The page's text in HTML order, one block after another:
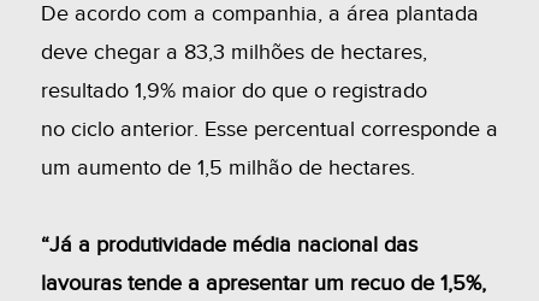
De acordo com a companhia, a área plantada
deve chegar a 83,3 milhões de hectares,
resultado 1,9% maior do que o registrado
no ciclo anterior. Esse percentual corresponde a
um aumento de 1,5 milhão de hectares.
“Já a produtividade média nacional das
lavouras tende a apresentar um recuo de 1,5%,